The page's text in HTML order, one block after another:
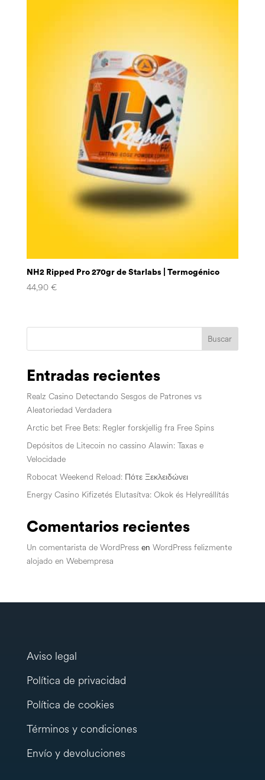
NH2 Ripped Pro 270gr de Starlabs | Termogénico
44,90 €
Buscar
Entradas recientes
Realz Casino Detectando Sesgos de Patrones vs
Aleatoriedad Verdadera
Arctic bet Free Bets: Regler forskjellig fra Free Spins
Depósitos de Litecoin no cassino Alawin: Taxas e
Velocidade
Robocat Weekend Reload: Πότε Ξεκλειδώνει
Energy Casino Kifizetés Elutasítva: Okok és Helyreállítás
Comentarios recientes
Un comentarista de WordPressen WordPress felizmente
alojado en Webempresa
Aviso legal
Política de privacidad
Política de cookies
Términos y condiciones
Envío y devoluciones